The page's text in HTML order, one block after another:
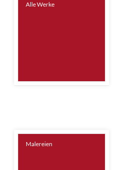
Alle Werke
Malereien